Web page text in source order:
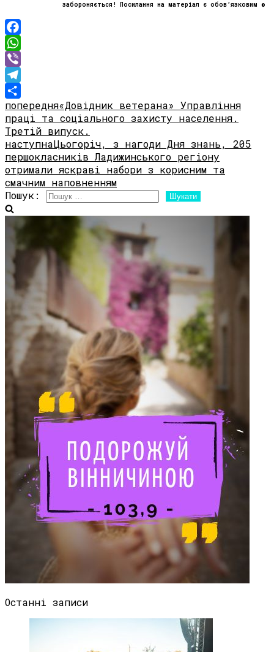
забороняється! Посилання на матеріал є обов’язковим ©
Facebook
WhatsApp
Viber
Telegram
Share
попередня«Довідник ветерана» Управління
праці та соціального захисту населення.
Третій випуск.
наступнаЦьогоріч, з нагоди Дня знань, 205
першокласників Ладижинського регіону
отримали яскраві набори з корисним та
смачним наповненням
Пошук:
Останні записи